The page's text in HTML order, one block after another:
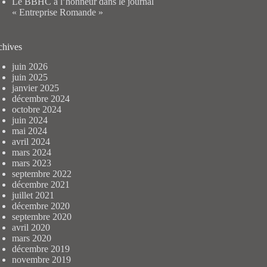
« Entreprise Romande »
juin 2026
juin 2025
janvier 2025
décembre 2024
octobre 2024
juin 2024
mai 2024
avril 2024
mars 2024
mars 2023
septembre 2022
décembre 2021
juillet 2021
décembre 2020
septembre 2020
avril 2020
mars 2020
décembre 2019
novembre 2019